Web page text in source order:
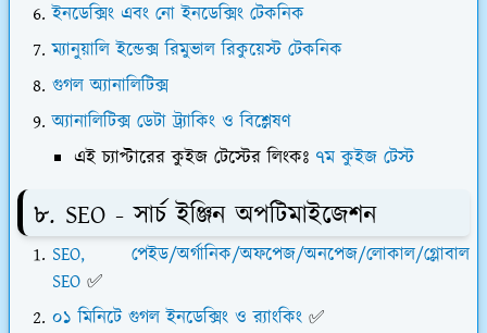
ইনডেক্সিং এবং নো ইনডেক্সিং টেকনিক
ম্যানুয়ালি ইন্ডেক্স রিমুভাল রিকুয়েস্ট টেকনিক
গুগল অ্যানালিটিক্স
অ্যানালিটিক্স ডেটা ট্র্যাকিং ও বিশ্লেষণ
এই চ্যাপ্টারের কুইজ টেস্টের লিংকঃ ৭ম কুইজ টেস্ট
৮. SEO - সার্চ ইঞ্জিন অপটিমাইজেশন
SEO, পেইড/অর্গানিক/অফপেজ/অনপেজ/লোকাল/গ্লোবাল
SEO ✅
০১ মিনিটে গুগল ইনডেক্সিং ও র‍্যাংকিং ✅